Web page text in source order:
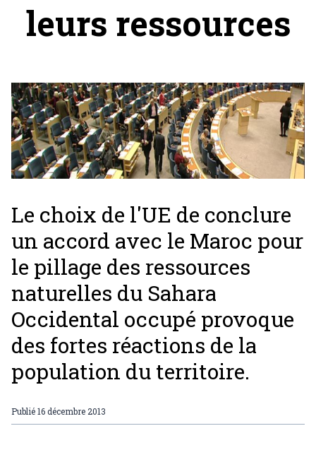
leurs ressources
Le choix de l'UE de conclure
un accord avec le Maroc pour
le pillage des ressources
naturelles du Sahara
Occidental occupé provoque
des fortes réactions de la
population du territoire.
Publié16 décembre 2013